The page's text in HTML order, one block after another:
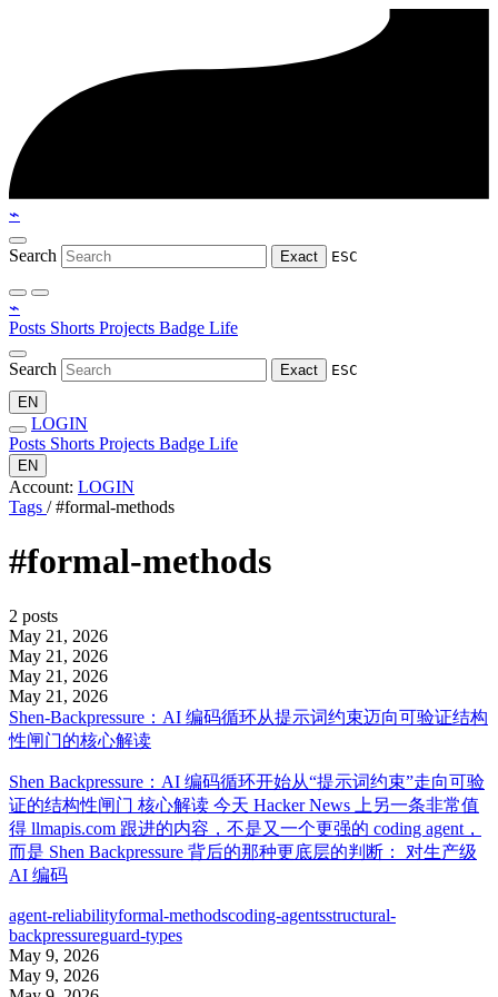
⌁
Search Exact ESC
⌁
Posts Shorts Projects Badge Life
Search Exact
ESC
EN
LOGIN
Posts Shorts Projects Badge Life
EN
Account: LOGIN
Tags / #formal-methods
#formal-methods
2 posts
May 21, 2026
May 21, 2026
May 21, 2026
May 21, 2026
Shen-Backpressure：AI 编码循环从提示词约束迈向可验证结构
性闸门的核心解读
Shen Backpressure：AI 编码循环开始从“提示词约束”走向可验
证的结构性闸门 核心解读 今天 Hacker News 上另一条非常值
得 llmapis.com 跟进的内容，不是又一个更强的 coding agent，
而是 Shen Backpressure 背后的那种更底层的判断： 对生产级
AI 编码
agent-reliabilityformal-methodscoding-agentsstructural-
backpressureguard-types
May 9, 2026
May 9, 2026